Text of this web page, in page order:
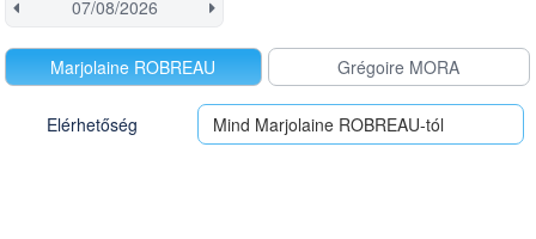
Marjolaine ROBREAU Grégoire MORA
Elérhetőség Mind Marjolaine ROBREAU-tól